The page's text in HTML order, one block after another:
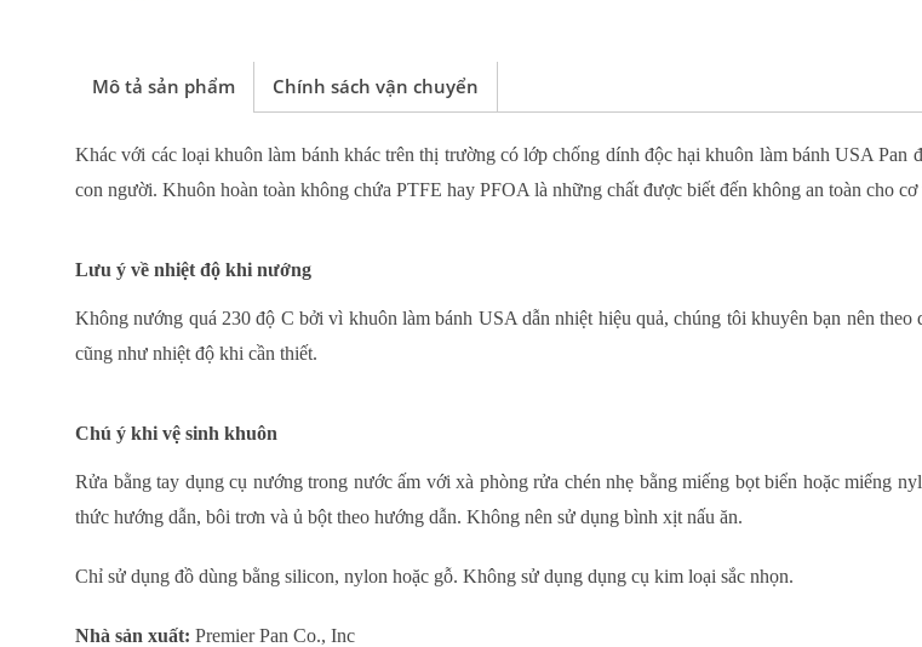
Mô tả sản phẩm Chính sách vận chuyển
Khác với các loại khuôn làm bánh khác trên thị trường có lớp chống dính độc hại khuôn làm bánh USA
con người. Khuôn hoàn toàn không chứa PTFE hay PFOA là những chất được biết đến không an toàn cho
Lưu ý về nhiệt độ khi nướng
Không nướng quá 230 độ C bởi vì khuôn làm bánh USA dẫn nhiệt hiệu quả, chúng tôi khuyên bạn nên
cũng như nhiệt độ khi cần thiết.
Chú ý khi vệ sinh khuôn
Rửa bằng tay dụng cụ nướng trong nước ấm với xà phòng rửa chén nhẹ bằng miếng bọt biển hoặc miếng
thức hướng dẫn, bôi trơn và ủ bột theo hướng dẫn. Không nên sử dụng bình xịt nấu ăn.
Chỉ sử dụng đồ dùng bằng silicon, nylon hoặc gỗ. Không sử dụng dụng cụ kim loại sắc nhọn.
Nhà sản xuất: Premier Pan Co., Inc